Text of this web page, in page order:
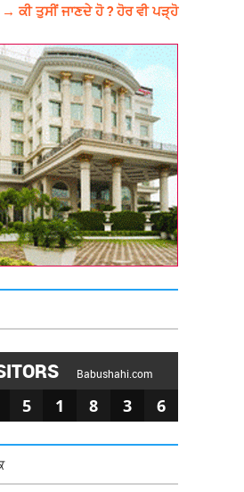
→ ਕੀ ਤੁਸੀਂ ਜਾਣਦੇ ਹੋ ? ਹੋਰ ਵੀ ਪੜ੍ਹੋ
Babushahi.com
5 1 8 3 6